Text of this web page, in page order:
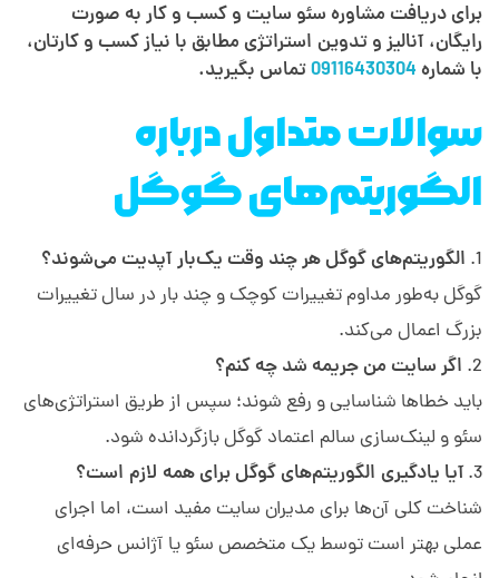
برای دریافت مشاوره سئو سایت و کسب و کار به صورت
رایگان، آنالیز و تدوین استراتژی مطابق با نیاز کسب و کارتان،
با شماره 09116430304تماس بگیرید.
سوالات متداول درباره
الگوریتم‌های گوگل
الگوریتم‌های گوگل هر چند وقت یک‌بار آپدیت می‌شوند؟
گوگل به‌طور مداوم تغییرات کوچک و چند بار در سال تغییرات
بزرگ اعمال می‌کند.
اگر سایت من جریمه شد چه کنم؟
باید خطاها شناسایی و رفع شوند؛ سپس از طریق استراتژی‌های
سئو و لینک‌سازی سالم اعتماد گوگل بازگردانده شود.
آیا یادگیری الگوریتم‌های گوگل برای همه لازم است؟
شناخت کلی آن‌ها برای مدیران سایت مفید است، اما اجرای
عملی بهتر است توسط یک متخصص سئو یا آژانس حرفه‌ای